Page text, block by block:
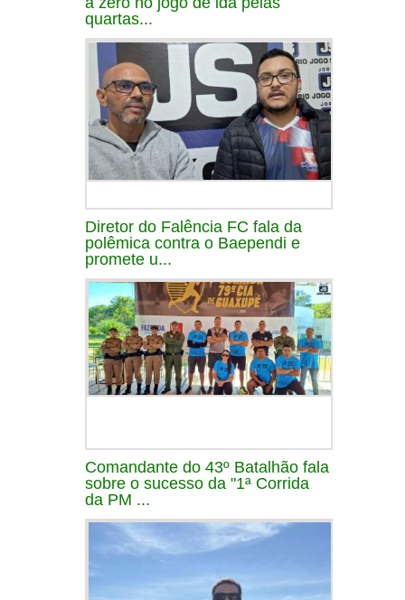
quartas...
Diretor do Falência FC fala da
polêmica contra o Baependi e
promete u...
Comandante do 43º Batalhão fala
sobre o sucesso da "1ª Corrida
da PM ...